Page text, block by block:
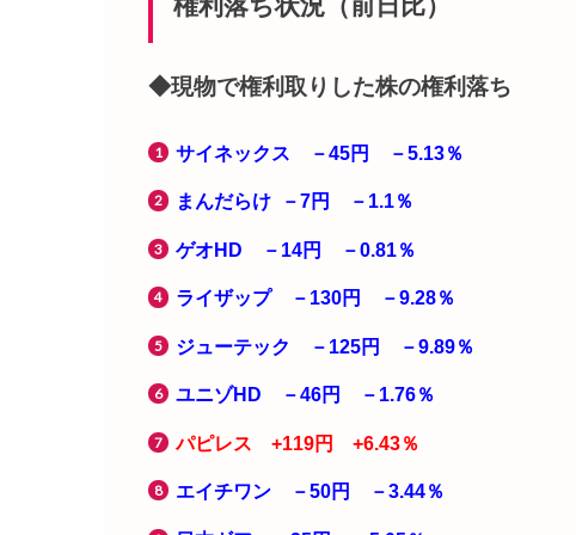
権利落ち状況（前日比）
◆現物で権利取りした株の権利落ち
サイネックス －45円 －5.13％
まんだらけ －7円 －1.1％
ゲオHD －14円 －0.81％
ライザップ －130円 －9.28％
ジューテック －125円 －9.89％
ユニゾHD －46円 －1.76％
パピレス +119円 +6.43％
エイチワン －50円 －3.44％